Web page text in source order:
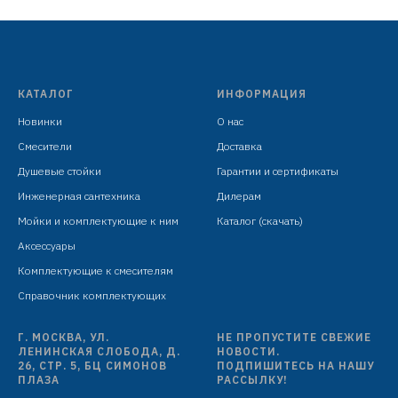
КАТАЛОГ
Новинки
Смесители
Душевые стойки
Инженерная сантехника
Мойки и комплектующие к ним
Аксессуары
Комплектующие к смесителям
Справочник комплектующих
ИНФОРМАЦИЯ
О нас
Доставка
Гарантии и сертификаты
Дилерам
Каталог (скачать)
Г. МОСКВА, УЛ.
ЛЕНИНСКАЯ СЛОБОДА, Д.
26, СТР. 5, БЦ СИМОНОВ
ПЛАЗА
НЕ ПРОПУСТИТЕ СВЕЖИЕ
НОВОСТИ.
ПОДПИШИТЕСЬ НА НАШУ
РАССЫЛКУ!